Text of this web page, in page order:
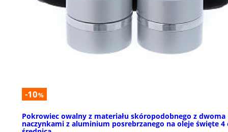
-10%
Pokrowiec owalny z materiału skóropodobnego z dwoma
naczynkami z aluminium posrebrzanego na oleje święte 4